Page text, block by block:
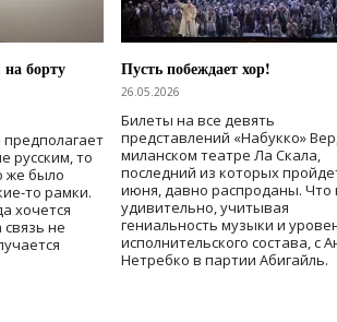
борту
русским, то
же было
то рамки.
хочется
связь не
Пусть побеждает хор!
26.05.2026
Билеты на все девять
представлений «Набукко»
миланском театре Ла Скала,
последний из которых
июня, давно распроданы. Что
удивительно, учитывая
гениальность музыки и
исполнительского состава, с
Нетребко в партии Абигайль.